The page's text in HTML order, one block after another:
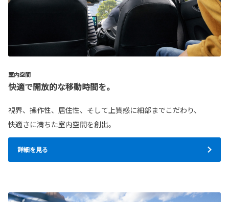
室内空間
快適で開放的な移動時間を。
視界、操作性、居住性、そして上質感に細部までこだわり、
快適さに満ちた室内空間を創出。
詳細を見る